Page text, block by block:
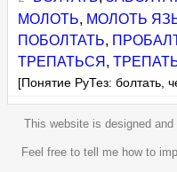
МОЛОТЬ, МОЛОТЬ
ПОБОЛТАТЬ,
ТРЕПАТЬСЯ ,
[Понятие РуТез: болтать,
This website is designed and
Feel free to tell me how to